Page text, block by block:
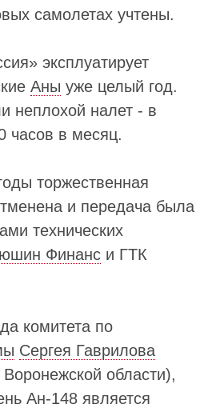
самолетах учтены.
эксплуатирует
Аны уже целый год.
неплохой налет - в
часов в месяц.
торжественная
и передача была
технических
Финанс и ГТК
комитета по
Сергея Гаврилова
области),
Ан-148 является